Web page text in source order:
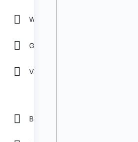
GOOGLE
Ver todos
Biblioteca